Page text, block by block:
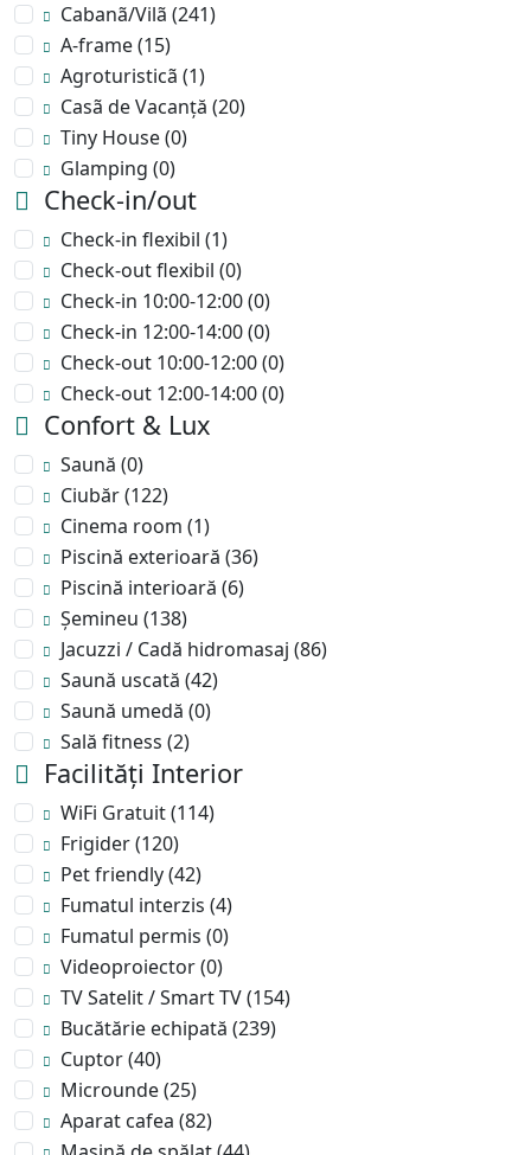
Cabanã/Vilã (241)
A-frame(15)
Agroturisticã (1)
Casã de Vacanță (20)
Tiny House(0)
Glamping (0)
Check-in/out
Check-in flexibil (1)
Check-out flexibil (0)
Check-in 10:00-12:00(0)
Check-in 12:00-14:00(0)
Check-out 10:00-12:00(0)
Check-out 12:00-14:00(0)
Confort & Lux
Saună (0)
Ciubăr(122)
Cinema room (1)
Piscină exterioară (36)
Piscină interioară (6)
Șemineu (138)
Jacuzzi / Cadă hidromasaj (86)
Saună uscată (42)
Saună umedă (0)
Sală fitness (2)
Facilități Interior
WiFi Gratuit(114)
Frigider(120)
Pet friendly(42)
Fumatul interzis (4)
Fumatul permis (0)
Videoproiector(0)
TV Satelit / Smart TV(154)
Bucătărie echipată (239)
Cuptor(40)
Microunde(25)
Aparat cafea (82)